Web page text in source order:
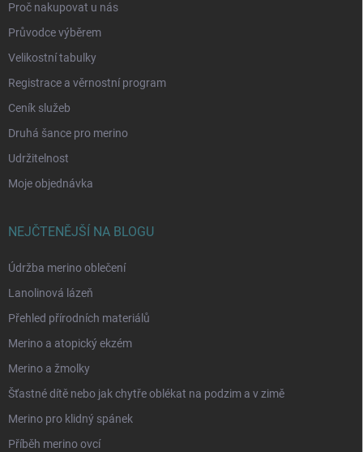
Proč nakupovat u nás
Průvodce výběrem
Velikostní tabulky
Registrace a věrnostní program
Ceník služeb
Druhá šance pro merino
Udržitelnost
Moje objednávka
NEJČTENĚJŠÍ NA BLOGU
Údržba merino oblečení
Lanolinová lázeň
Přehled přírodních materiálů
Merino a atopický ekzém
Merino a žmolky
Šťastné dítě nebo jak chytře oblékat na podzim a v zimě
Merino pro klidný spánek
Příběh merino ovcí